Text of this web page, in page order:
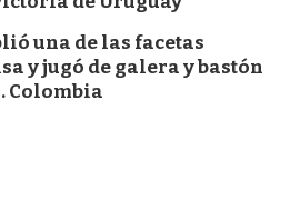
una de las facetas
y jugó de galera y bastón
Colombia